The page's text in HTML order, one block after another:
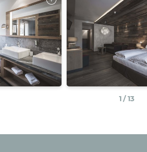
1/13